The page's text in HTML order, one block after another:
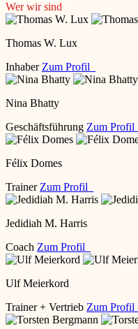
Wer wir sind
Thomas W. Lux
Inhaber Zum Profil
Nina Bhatty
Geschäftsführung Zum Profil
Félix Domes
Trainer Zum Profil
Jedidiah M. Harris
Coach Zum Profil
Ulf Meierkord
Trainer + Vertrieb Zum Profil